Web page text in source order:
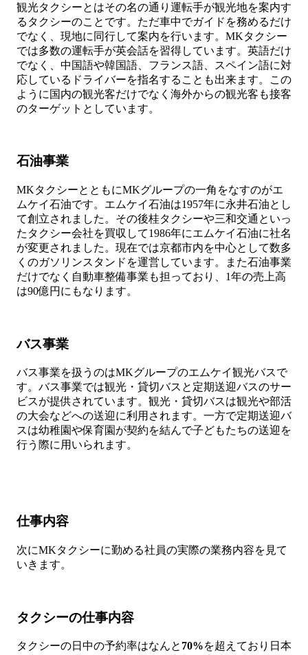
観光タクシーとはその名の通り運転手が観光地を案内す
るタクシーのことです。ただ車中でガイドを務めるだけ
でなく、現地に同行して案内を行います。MKタクシー
では多数の運転手が英会話を習得しています。英語だけ
でなく、中国語や韓国語、フランス語、スペイン語に対
応しているドライバーを指名することも出来ます。この
ように国内の観光客だけでなく海外からの観光客も接客
のターゲットとしています。
石油事業
MKタクシーとともにMKグループの一角をなすのがエ
ムケイ石油です。エムケイ石油は1957年に永井石油とし
て創立されました。その後桂タクシーや三和交通といっ
たタクシー会社を買収して1986年にエムケイ石油に社名
が変更されました。現在では京都市内を中心として数多
くのガソリンスタンドを運営しています。また石油事業
だけでなく自動車整備事業も担っており、1年の売上高
は90億円にもなります。
バス事業
バス事業を扱うのはMKグループのエムケイ観光バスで
す。バス事業では観光・貸切バスと定期送迎バスのサー
ビスが提供されています。観光・貸切バスは観光や部活
の大会などへの送迎に利用されます。一方で定期送迎バ
スは幼稚園や保育園が契約を結んで子どもたちの送迎を
行う際に用いられます。
仕事内容
次にMKタクシーに勤める社員の実際の業務内容を見て
いきます。
タクシーの仕事内容
タクシーの日中の予約率はなんと 70%を超えており日本